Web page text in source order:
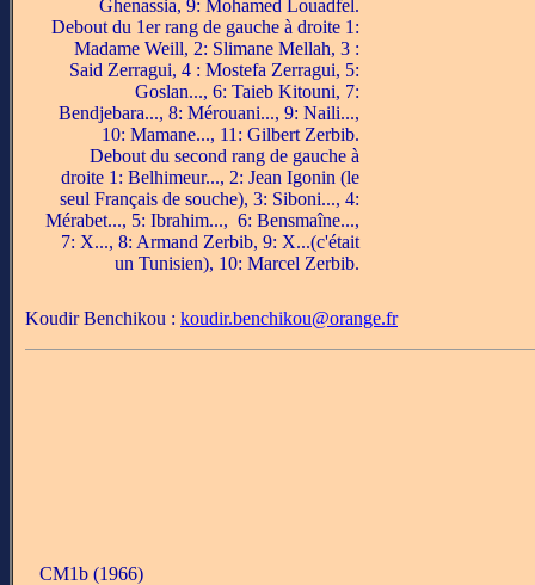
Ghenassia, 9: Mohamed Louadfel.
Debout du 1er rang de gauche à droite 1:
Madame Weill, 2: Slimane Mellah, 3 :
Said Zerragui, 4 : Mostefa Zerragui, 5:
Goslan..., 6: Taieb Kitouni, 7:
Bendjebara..., 8: Mérouani..., 9: Naili...,
10: Mamane..., 11: Gilbert Zerbib.
Debout du second rang de gauche à
droite 1: Belhimeur..., 2: Jean Igonin (le
seul Français de souche), 3: Siboni..., 4:
Mérabet..., 5: Ibrahim..., 6: Bensmaîne...,
7: X..., 8: Armand Zerbib, 9: X...(c'était
un Tunisien), 10: Marcel Zerbib.
Koudir Benchikou : koudir.benchikou@orange.fr
CM1b (1966)